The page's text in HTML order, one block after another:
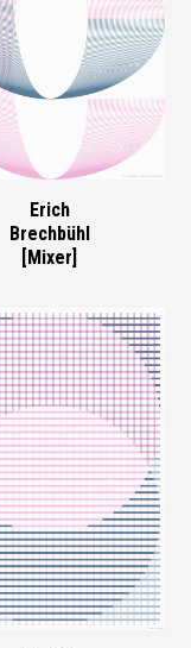
Erich
Brechbühl
[Mixer]